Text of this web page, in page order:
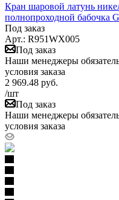
Кран шаровой латунь
полнопроходной бабочка
Под заказ
Арт.: R951WX005
Под заказ
Наши менеджеры
условия заказа
2 969.48 руб.
/шт
Под заказ
Наши менеджеры
условия заказа